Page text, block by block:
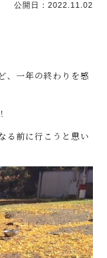
公開日： 2022.11.02
、一年の終わりを感
る前に行こうと思い